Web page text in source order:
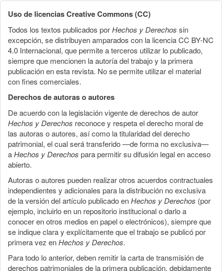
Uso de licencias Creative Commons (CC)
Todos los textos publicados porHechos y Derechos sin
excepción, se distribuyen amparados con la licencia CC BY-NC
4.0 Internacional, que permite a terceros utilizar lo publicado,
siempre que mencionen la autoría del trabajo y la primera
publicación en esta revista. No se permite utilizar el material
con fines comerciales.
Derechos de autoras o autores
De acuerdo con la legislación vigente de derechos de autor
Hechos y Derechos reconoce y respeta el derecho moral de
las autoras o autores, así como la titularidad del derecho
patrimonial, el cual será transferido —de forma no exclusiva—
aHechos y Derechos para permitir su difusión legal en acceso
abierto.
Autoras o autores pueden realizar otros acuerdos contractuales
independientes y adicionales para la distribución no exclusiva
de la versión del artículo publicado enHechos y Derechos (por
ejemplo, incluirlo en un repositorio institucional o darlo a
conocer en otros medios en papel o electrónicos), siempre que
se indique clara y explícitamente que el trabajo se publicó por
primera vez enHechos y Derechos.
Para todo lo anterior, deben remitir la carta de transmisión de
derechos patrimoniales de la primera publicación, debidamente